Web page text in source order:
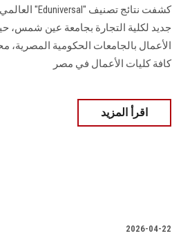
جديد لكلية التجارة بجامعة عين شمس،
الأعمال بالجامعات الحكومية المصرية،
كافة كليات الأعمال في مصر
اقرأ المزيد
2026-04-22